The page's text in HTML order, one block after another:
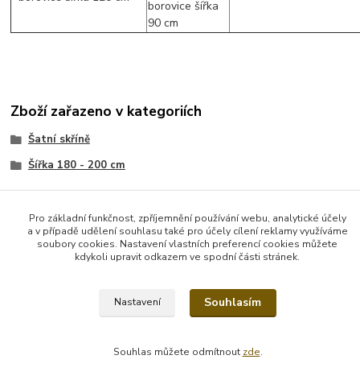
Zboží zařazeno v kategoriích
Šatní skříně
Šířka 180 - 200 cm
Vytvořeno na Eshop-rychle.cz
Pro základní funkčnost, zpříjemnění používání webu, analytické účely
a v případě udělení souhlasu také pro účely cílení reklamy využíváme
soubory cookies. Nastavení vlastních preferencí cookies můžete
kdykoli upravit odkazem ve spodní části stránek.
Nastavení Souhlasím
Souhlas můžete odmítnout zde.